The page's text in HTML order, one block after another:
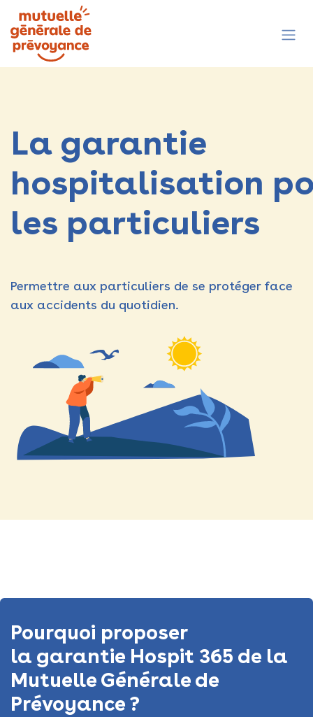
Se rendre au contenu
La garantie
hospitalisation
les particuliers
Permettre aux particuliers de se protéger face
aux accidents du quotidien​.
Pourquoi proposer
la garantie Hospit 365 de la
Mutuelle Générale de
Prévoyance ?